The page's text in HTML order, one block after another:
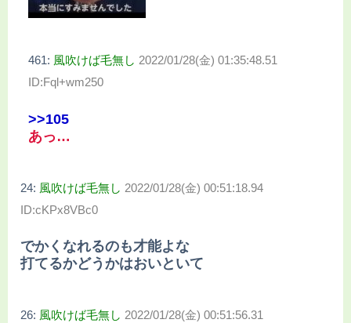
461: 風吹けば毛無し 2022/01/28(金) 01:35:48.51
ID:Fql+wm250
>>105
あっ…
24: 風吹けば毛無し 2022/01/28(金) 00:51:18.94
ID:cKPx8VBc0
でかくなれるのも才能よな
打てるかどうかはおいといて
26: 風吹けば毛無し 2022/01/28(金) 00:51:56.31